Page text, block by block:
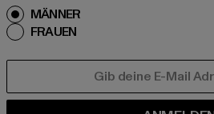
MÄNNER
FRAUEN